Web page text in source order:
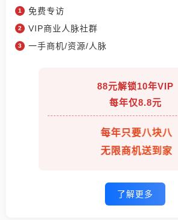
免费专访
VIP商业人脉社群
一手商机/资源/人脉
88元解锁10年VIP
每年仅8.8元
每年只要八块八
无限商机送到家
了解更多